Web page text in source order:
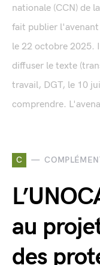
nationale (CCN) de
fait publier l'avenant
le 22 octobre 2025.
diffuser le texte
travail, DGT, le 10
comprendre.
C
au
des